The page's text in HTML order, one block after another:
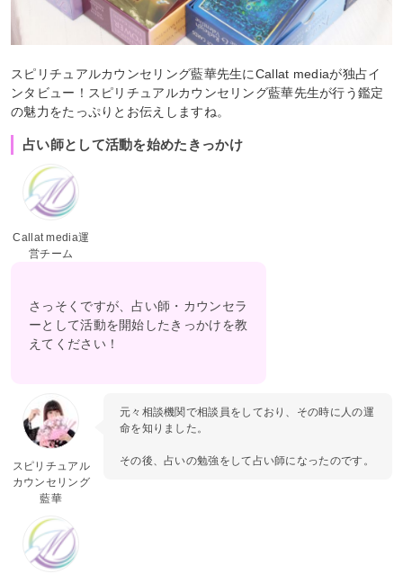
スピリチュアルカウンセリング藍華先生にCallat mediaが独占イ
ンタビュー！スピリチュアルカウンセリング藍華先生が行う鑑定
の魅力をたっぷりとお伝えしますね。
占い師として活動を始めたきっかけ
Callat media運
営チーム
さっそくですが、占い師・カウンセラ
ーとして活動を開始したきっかけを教
えてください！
スピリチュアル
カウンセリング
藍華
元々相談機関で相談員をしており、その時に人の運
命を知りました。
その後、占いの勉強をして占い師になったのです。